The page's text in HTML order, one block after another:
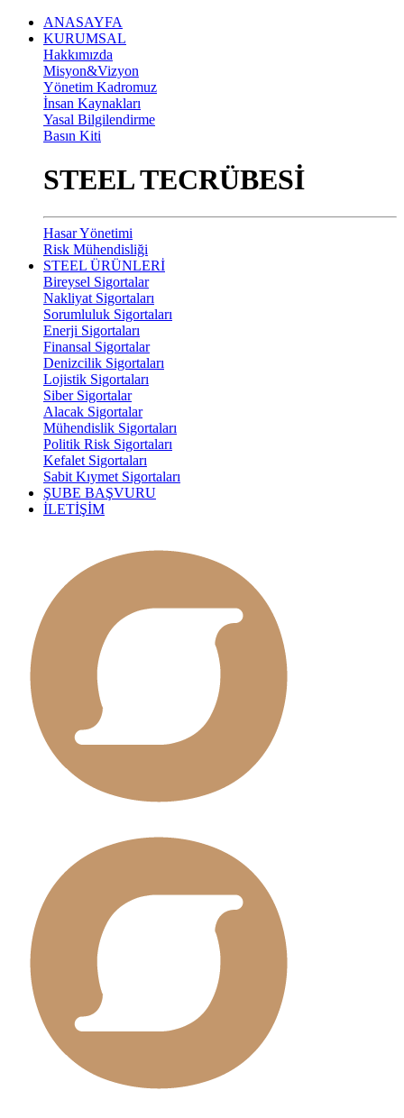
ANASAYFA
KURUMSAL
Hakkımızda
Misyon&Vizyon
Yönetim Kadromuz
İnsan Kaynakları
Yasal Bilgilendirme
Basın Kiti
STEEL TECRÜBESİ
Hasar Yönetimi
Risk Mühendisliği
STEEL ÜRÜNLERİ
Bireysel Sigortalar
Nakliyat Sigortaları
Sorumluluk Sigortaları
Enerji Sigortaları
Finansal Sigortalar
Denizcilik Sigortaları
Lojistik Sigortaları
Siber Sigortalar
Alacak Sigortalar
Mühendislik Sigortaları
Politik Risk Sigortaları
Kefalet Sigortaları
Sabit Kıymet Sigortaları
ŞUBE BAŞVURU
İLETİŞİM